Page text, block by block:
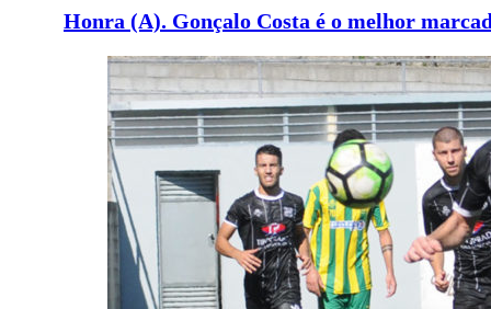
Honra (A). Gonçalo Costa é o melhor